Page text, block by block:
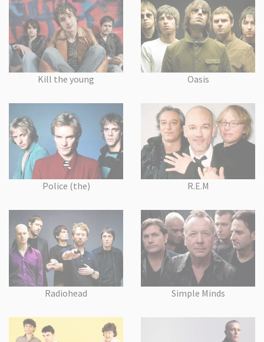
Kill the young Oasis
Police (the) R.E.M
Radiohead Simple Minds